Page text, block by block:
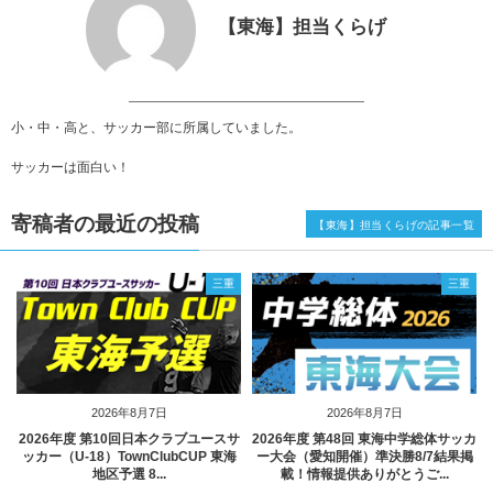
【東海】担当くらげ
小・中・高と、サッカー部に所属していました。
サッカーは面白い！
寄稿者の最近の投稿
2026年8月7日
三重
2026年度 第10回日本クラブユースサ
ッカー（U-18）TownClubCUP 東海
地区予選 8...
2026年8月7日
三重
2026年度 第48回 東海中学総体サッカ
ー大会（愛知開催）準決勝8/7結果掲
載！情報提供ありがとうご...
【東海】担当くらげの記事一覧